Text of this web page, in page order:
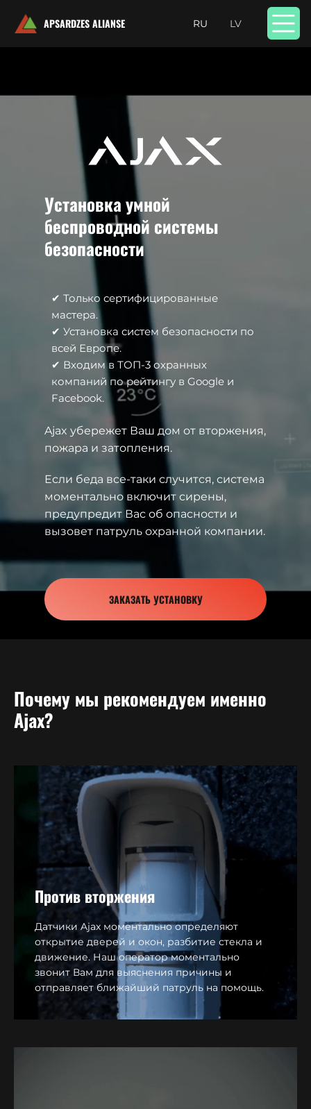
APSARDZES ALIANSE RU LV
Установка умной
беспроводной системы
безопасности
Ajax убережет Ваш дом от вторжения,
пожара и затопления.
ЗАКАЗАТЬ УСТАНОВКУ
Если беда все-таки случится, система
моментально включит сирены,
предупредит Вас об опасности и
вызовет патруль охранной компании.
✔ Только сертифицированные
мастера.
✔ Установка систем безопасности по
всей Европе.
✔ Входим в ТОП-3 охранных
компаний по рейтингу в Google и
Facebook.
Почему мы рекомендуем именно
Ajax?
Против вторжения
Датчики Ajax моментально определяют
открытие дверей и окон, разбитие стекла и
движение. Наш оператор моментально
звонит Вам для выяснения причины и
отправляет ближайший патруль на помощь.